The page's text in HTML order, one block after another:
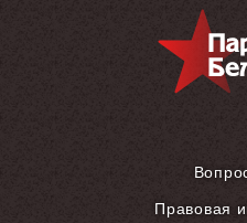
Правовая